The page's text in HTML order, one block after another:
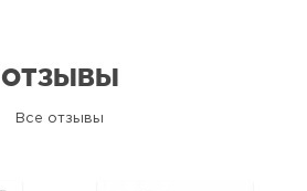
ОТЗЫВЫ
Все отзывы